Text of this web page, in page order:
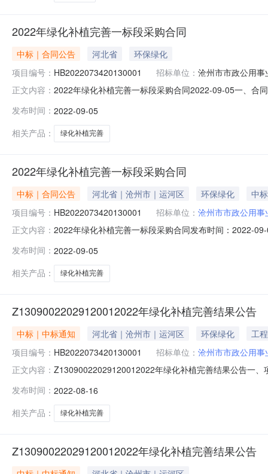
2022年绿化补植完善一标段采购合同
中标｜合同公告 河北省
环保绿化
项目编号： HB2022073420130001 招标单位： 沧州市市政公用事
正文内容： 2022年绿化补植完善一标段采购合同2022-09-05一、合
进展建筑工程有限公司地址：河北省沧州市沧县张官屯
发布时间： 2022-09-05
相关产品：
绿化补植完善
2022年绿化补植完善一标段采购合同
中标｜合同公告 河北省｜沧州市｜运河区 环保绿化
中
项目编号： HB2022073420130001 招标单位： 沧州市市政公用
正文内容： 2022年绿化补植完善一标段采购合同发布时间：2022-
州进展建筑工程有限公司地址：河北省沧州市沧县张官
发布时间： 2022-09-05
相关产品：
绿化补植完善
Z13090022029120012022年绿化补植完善结果公告
中标｜中标通知 河北省｜沧州市｜运河区 环保绿化
工程
项目编号： HB2022073420130001 招标单位： 沧州市市政公用
正文内容： Z13090022029120012022年绿化补植完善结果公告一
供应商名称:河北奥北建筑工程有限公司中标供应商地址
发布时间： 2022-08-16
相关产品：
绿化补植完善
Z13090022029120012022年绿化补植完善结果公告